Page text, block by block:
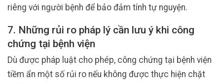
riêng với người bệnh để bảo đảm tính tự nguyện.
7. Những rủi ro pháp lý cần lưu ý khi công
chứng tại bệnh viện
Dù được pháp luật cho phép, công chứng tại bệnh viện
tiềm ẩn một số rủi ro nếu không được thực hiện chặt